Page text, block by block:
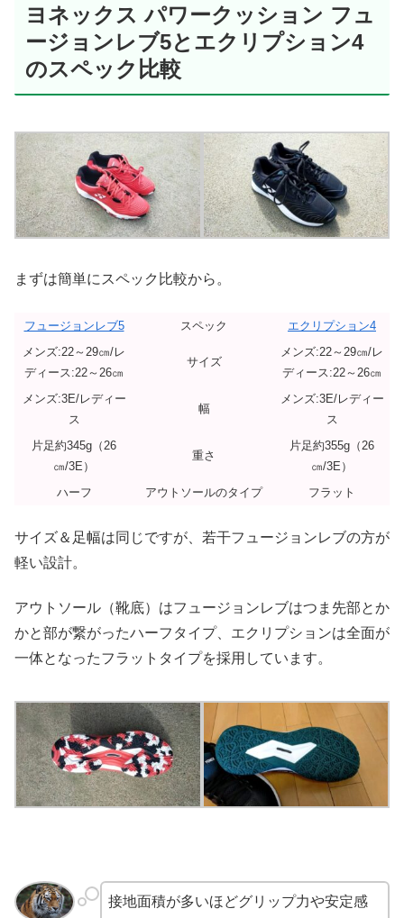
ヨネックス パワークッション フュ
ージョンレブ5とエクリプション4
のスペック比較
まずは簡単にスペック比較から。
フュージョンレブ5 スペック
エクリプション4
メンズ:22～29㎝/レ
ディース:22～26㎝
サイズ
メンズ:22～29㎝/レ
ディース:22～26㎝
メンズ:3E/レディー
ス
幅
メンズ:3E/レディー
ス
片足約345g（26
㎝/3E）
重さ
片足約355g（26
㎝/3E）
ハーフ
アウトソールのタイプ フラット
サイズ＆足幅は同じですが、若干フュージョンレブの方が
軽い設計。
アウトソール（靴底）はフュージョンレブはつま先部とか
かと部が繋がったハーフタイプ、エクリプションは全面が
一体となったフラットタイプを採用しています。
接地面積が多いほどグリップ力や安定感